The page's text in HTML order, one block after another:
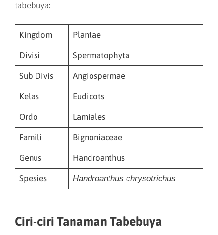
tabebuya:
Kingdom Plantae
Divisi Spermatophyta
Sub Divisi Angiospermae
Kelas Eudicots
Ordo Lamiales
Famili Bignoniaceae
Genus Handroanthus
Spesies Handroanthus chrysotrichus
Ciri-ciri Tanaman Tabebuya